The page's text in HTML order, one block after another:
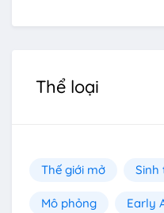
Thể loại
Thế giới mở Sinh
Mô phỏng Early